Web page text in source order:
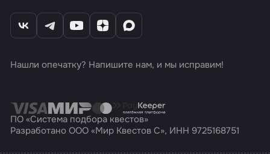
Нашли опечатку? Напишите нам, и мы исправим!
ПО «Система подбора квестов»
Разработано ООО «Мир Квестов С», ИНН 9725168751